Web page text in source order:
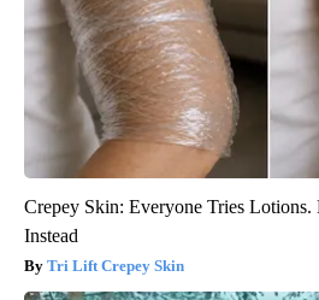
Crepey Skin: Everyone Tries
Instead
Tri Lift Crepey Skin